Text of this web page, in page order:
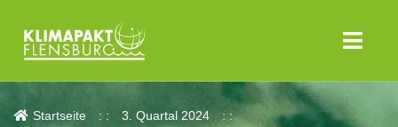
Aktuelles
Startseite
3. Quartal 2024